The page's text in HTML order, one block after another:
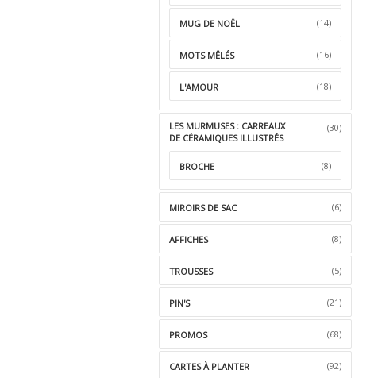
MUG DE NOËL (14)
MOTS MÊLÉS (16)
L'AMOUR (18)
LES MURMUSES : CARREAUX
DE CÉRAMIQUES ILLUSTRÉS
(30)
BROCHE (8)
MIROIRS DE SAC (6)
AFFICHES (8)
TROUSSES (5)
PIN'S (21)
PROMOS (68)
CARTES À PLANTER (92)